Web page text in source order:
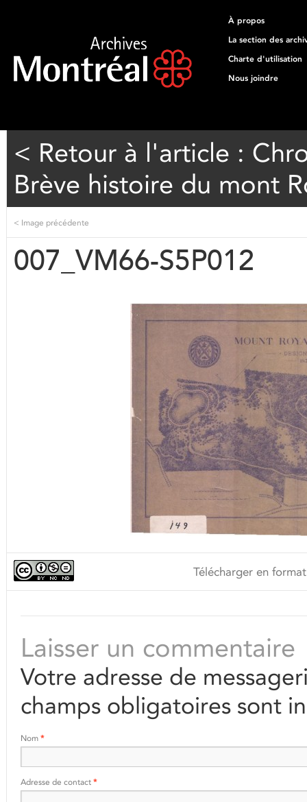
À propos
La section des
Charte d'utilisation
Nous joindre
< Retour à l'article :
Brève histoire du mont
< Image précédente
007_VM66-S5P012
Télécharger en
Laisser un commentaire
Votre adresse de
champs obligatoires sont
Nom *
Adresse de contact *